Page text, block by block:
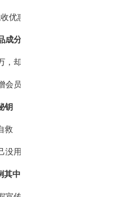
优惠来了！
分存疑口碑折戟
却狂砸两个亿打广告？
会员
钥
救
用过的产品别碰
中北京1例